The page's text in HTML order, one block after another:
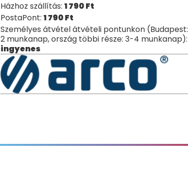
Házhoz szállítás: 1 790Ft
PostaPont: 1 790Ft
Személyes átvétel átvételi pontunkon (Budapest:
2 munkanap, ország többi része: 3-4 munkanap):
ingyenes